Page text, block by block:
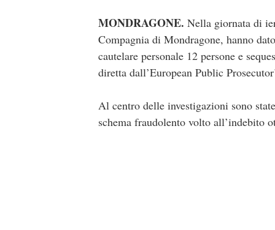
MONDRAGONE. Nella giornata di
Compagnia di Mondragone, hanno
cautelare personale 12 persone e
diretta dall’European Public
Al centro delle investigazioni sono
schema fraudolento volto all’indebito